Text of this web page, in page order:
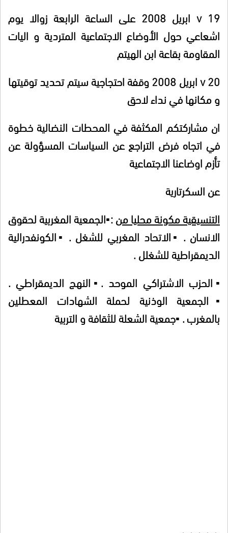
v
19 ابريل 2008 على الساعة الرابعة زوالا يوم
اشعاعي حول الأوضاع الاجتماعية المتردية و اليات
المقاومة بقاعة ابن الهيتم
v
20 ابريل 2008 وقفة احتجاجية سيتم تحديد توقيتها
و مكانها في نداء لاحق
ان مشاركتكم المكثفة في المحطات النضالية خطوة
في اتجاه فرض التراجع عن السياسات المسؤولة عن
تأزم اوضاعنا الاجتماعية
عن السكرتارية
التنسيقية مكونة محليا من:▪الجمعية المغربية لحقوق
الانسان . ▪الاتحاد المغربي للشغل . ▪الكونفدرالية
الديمقراطية للشغلل .
▪الحزب الاشتراكي الموحد .▪النهج الديمقراطي .
▪الجمعية الوذنية لحملة الشهادات المعطلين
بالمغرب . ▪جمعية الشعلة للثقافة و التربية